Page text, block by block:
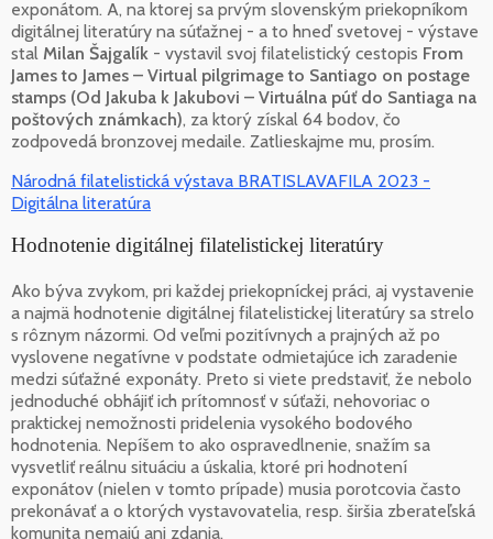
exponátom. A, na ktorej sa prvým slovenským priekopníkom
digitálnej literatúry na súťažnej - a to hneď svetovej - výstave
stal Milan Šajgalík - vystavil svoj filatelistický cestopis From
James to James – Virtual pilgrimage to Santiago on postage
stamps (Od Jakuba k Jakubovi – Virtuálna púť do Santiaga na
poštových známkach), za ktorý získal 64 bodov, čo
zodpovedá bronzovej medaile. Zatlieskajme mu, prosím.
Národná filatelistická výstava BRATISLAVAFILA 2023 -
Digitálna literatúra
Hodnotenie digitálnej filatelistickej literatúry
Ako býva zvykom, pri každej priekopníckej práci, aj vystavenie
a najmä hodnotenie digitálnej filatelistickej literatúry sa strelo
s rôznym názormi. Od veľmi pozitívnych a prajných až po
vyslovene negatívne v podstate odmietajúce ich zaradenie
medzi súťažné exponáty. Preto si viete predstaviť, že nebolo
jednoduché obhájiť ich prítomnosť v súťaži, nehovoriac o
praktickej nemožnosti pridelenia vysokého bodového
hodnotenia. Nepíšem to ako ospravedlnenie, snažím sa
vysvetliť reálnu situáciu a úskalia, ktoré pri hodnotení
exponátov (nielen v tomto prípade) musia porotcovia často
prekonávať a o ktorých vystavovatelia, resp. širšia zberateľská
komunita nemajú ani zdania.